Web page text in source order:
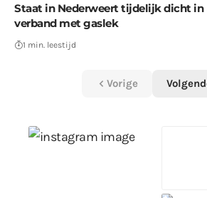
Staat in Nederweert tijdelijk dicht in
verband met gaslek
1 min. leestijd
Vorige